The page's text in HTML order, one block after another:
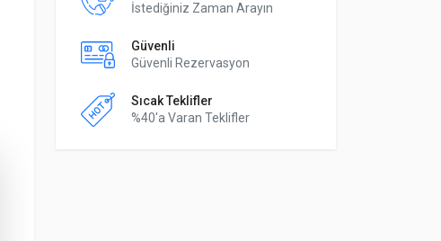
İstediğiniz Zaman Arayın
Güvenli
Güvenli Rezervasyon
Sıcak Teklifler
%40'a Varan Teklifler